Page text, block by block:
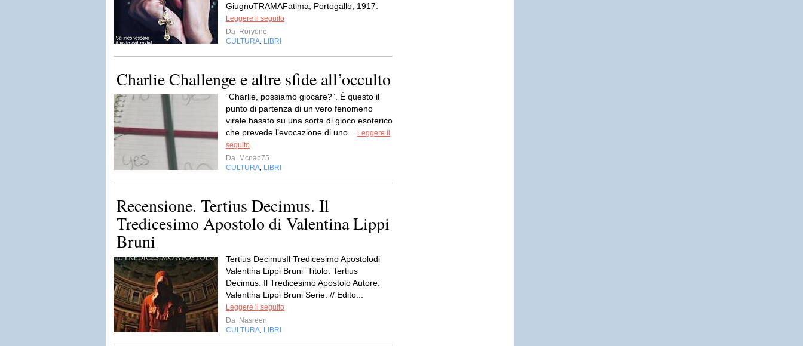
GiugnoTRAMAFatima, Portogallo, 1917.
Leggere il seguito
Da Roryone
CULTURA LIBRI
Charlie Challenge e altre sfide all’occulto
“Charlie, possiamo giocare?”. È questo il
punto di partenza di un vero fenomeno
virale basato su una sorta di gioco esoterico
che prevede l’evocazione di uno...
Leggere il
seguito
Da Mcnab75
CULTURA LIBRI
Recensione. Tertius Decimus. Il
Tredicesimo Apostolo di Valentina Lippi
Bruni
Tertius DecimusIl Tredicesimo Apostolodi
Valentina Lippi Bruni Titolo: Tertius
Decimus. Il Tredicesimo Apostolo Autore:
Valentina Lippi Bruni Serie: // Edito...
Leggere il seguito
Da Nasreen
CULTURA LIBRI